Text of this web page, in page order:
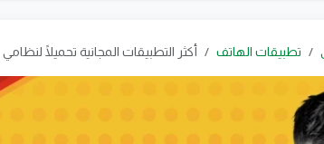
تطبيقات الهاتف أكثر التطبيقات المجانية تحميلًا لنظامي Android وiOS